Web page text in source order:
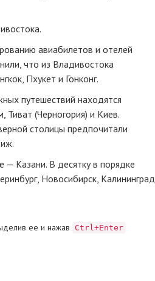
авиабилетов и отелей
что из Владивостока
Пхукет и Гонконг.
путешествий находятся
Тиват (Черногория) и Киев.
столицы предпочитали
— Казани. В десятку в порядке
Новосибирск, Калининград
ее и нажав Ctrl+Enter